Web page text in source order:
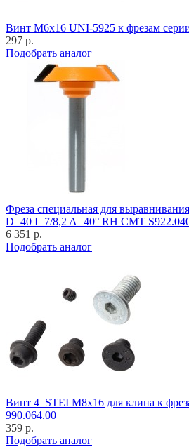
Винт M6x16 UNI-5925 к фрезам
297 р.
Подобрать аналог
Фреза специальная для
D=40 I=7/8,2 A=40° RH CMT
6 351 р.
Подобрать аналог
Винт 4_STEI M8x16 для клина к
990.064.00
359 р.
Подобрать аналог